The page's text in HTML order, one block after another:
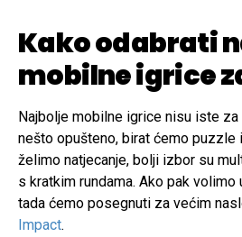
Kako odabrati
mobilne igrice
Najbolje mobilne igrice nisu iste
nešto opušteno, birat ćemo puzzle
želimo natjecanje, bolji izbor su
s kratkim rundama. Ako pak volimo
tada ćemo posegnuti za većim
Impact.